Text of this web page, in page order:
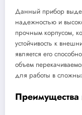
Данный прибор
надежностью и
прочным корпусом,
устойчивость к
является его
объем
для работы в
Преимущества